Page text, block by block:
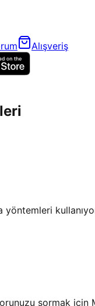
Alışveriş
yöntemleri
sormak için